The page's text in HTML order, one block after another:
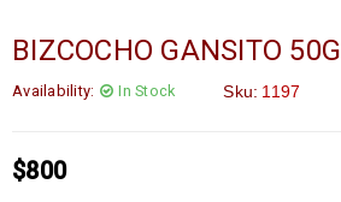
BIZCOCHO GANSITO 50G
Availability: In Stock Sku: 1197
$800